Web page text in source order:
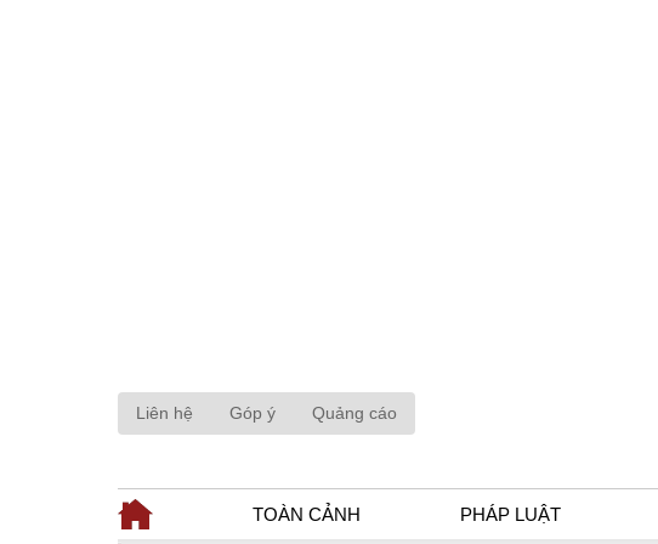
Liên hệ Góp ý Quảng cáo
TOÀN CẢNH PHÁP LUẬT